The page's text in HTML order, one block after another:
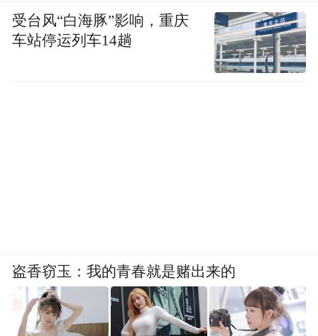
受台风“白海豚”影响，重庆
车站停运列车14趟
盗香窃玉：我的青春就是赌出来的